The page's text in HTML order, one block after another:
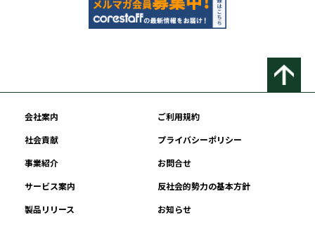
会社案内
ご利用規約
社会貢献
プライバシーポリシー
事業紹介
お問合せ
サービス案内
反社会的勢力の基本方針
製品リリース
お知らせ